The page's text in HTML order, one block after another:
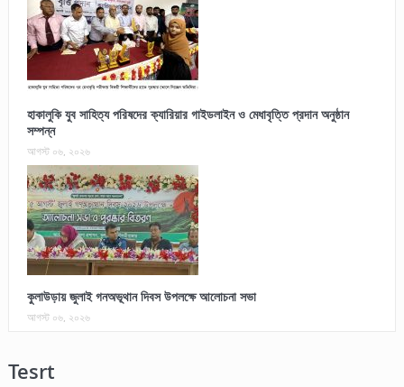
হাকালুকি যুব সাহিত্য পরিষদের ক্যারিয়ার গাইডলাইন ও মেধাবৃত্তি প্রদান অনুষ্ঠান
সম্পন্ন
আগস্ট ০৬, ২০২৬
কুলাউড়ায় জুলাই গনঅভূথান দিবস উপলক্ষে আলোচনা সভা
আগস্ট ০৬, ২০২৬
Tesrt